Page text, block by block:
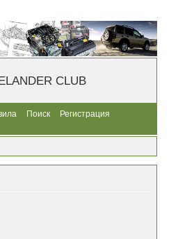
CLUB
Поиск
Регистрация